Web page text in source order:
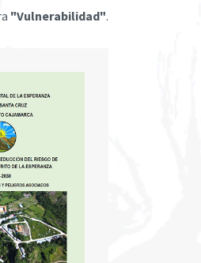
"Vulnerabilidad".